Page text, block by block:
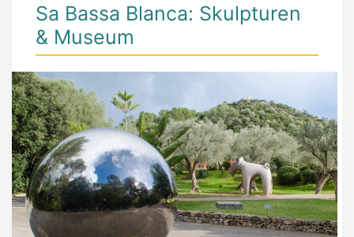
Sa Bassa Blanca: Skulpturen
& Museum